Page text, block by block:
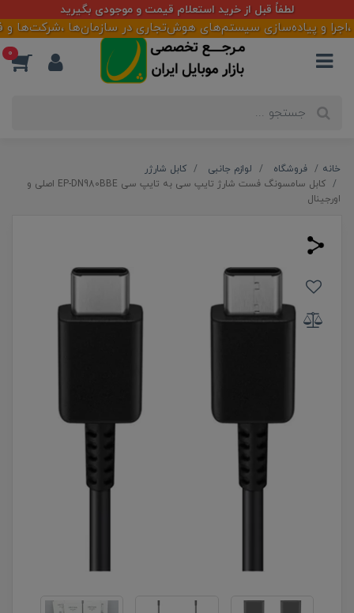
لطفاً قبل از خرید استعلام قیمت و موجودی بگیرید
و پیاده‌سازی سیستم‌های هوش‌تجاری در سازمان‌ها ،شرکت‌ها و
0
خانه فروشگاه لوازم جانبی
کابل شارژر
کابل سامسونگ فست شارژ تایپ سی به تایپ سی EP-DN980BBE اصلی و
اورجینال